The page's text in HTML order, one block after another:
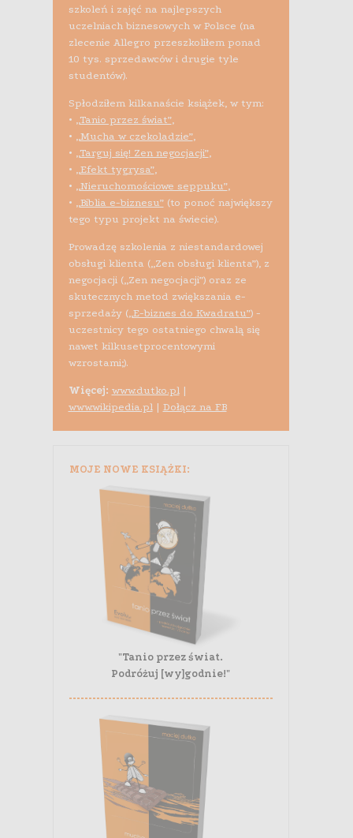
szkoleń i zajęć na najlepszych
uczelniach biznesowych w Polsce (na
zlecenie Allegro przeszkoliłem ponad
10 tys. sprzedawców i drugie tyle
studentów).
Spłodziłem kilkanaście książek, w tym:
• „Tanio przez świat”,
• „Mucha w czekoladzie”,
• „Targuj się! Zen negocjacji”,
• „Efekt tygrysa”,
• „Nieruchomościowe seppuku”,
• „Biblia e-biznesu”(to ponoć największy
tego typu projekt na świecie).
Prowadzę szkolenia z niestandardowej
obsługi klienta („Zen obsługi klienta”), z
negocjacji („Zen negocjacji”) oraz ze
skutecznych metod zwiększania e-
sprzedaży („E-biznes do Kwadratu”) -
uczestnicy tego ostatniego chwalą się
nawet kilkusetprocentowymi
wzrostami;).
Więcej: www.dutko.pl|
www.wikipedia.pl| Dołącz na FB
MOJE NOWE KSIĄŻKI:
"Tanio przez świat.
Podróżuj [wy]godnie!"